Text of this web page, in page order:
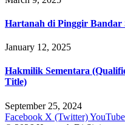
Hartanah di Pinggir Bandar
January 12, 2025
Hakmilik Sementara
Title)
September 25, 2024
Facebook X (Twitter)YouTube